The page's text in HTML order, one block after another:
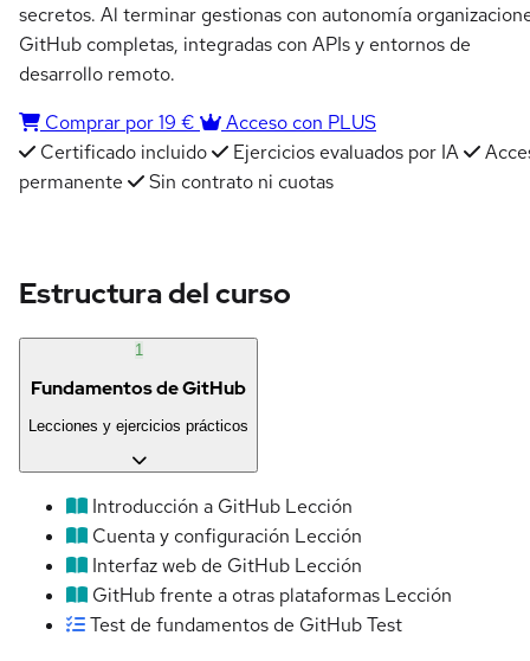
secretos. Al terminar gestionas con autonomía
GitHub completas, integradas con APIs y entornos de
desarrollo remoto.
Comprar por 19 €
Acceso con PLUS
Certificado incluido
Ejercicios evaluados por IA
permanente
Sin contrato ni cuotas
Estructura del curso
1
Fundamentos de GitHub
Lecciones y ejercicios prácticos
Introducción a GitHub Lección
Cuenta y configuración Lección
Interfaz web de GitHub Lección
GitHub frente a otras plataformas Lección
Test de fundamentos de GitHubTest